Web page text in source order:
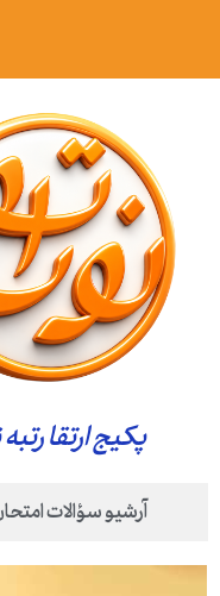
پکیج ارتقا
آرشیو سؤالات